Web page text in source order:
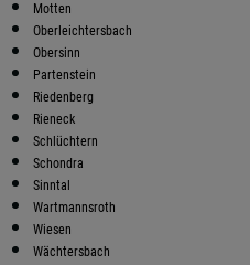
Motten
Oberleichtersbach
Obersinn
Partenstein
Riedenberg
Rieneck
Schlüchtern
Schondra
Sinntal
Wartmannsroth
Wiesen
Wächtersbach